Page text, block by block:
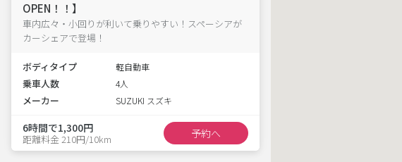
OPEN！！】
車内広々・小回りが利いて乗りやすい！スペーシアが
カーシェアで登場！
ボディタイプ 軽自動車
乗車人数 4人
メーカー SUZUKI スズキ
6時間で1,300円
距離料金 210円/10km 予約へ